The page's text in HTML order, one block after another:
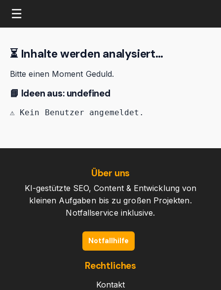
☰
⏳ Inhalte werden analysiert…
Bitte einen Moment Geduld.
📘 Ideen aus: undefined
⚠️ Kein Benutzer angemeldet.
Über uns
KI-gestützte SEO, Content & Entwicklung von
kleinen Aufgaben bis zu großen Projekten.
Notfallservice inklusive.
Notfallhilfe
Rechtliches
Kontakt